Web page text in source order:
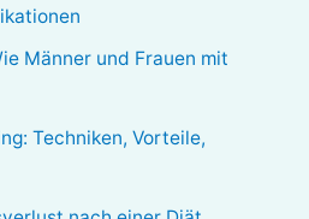
Männer und Frauen mit
Techniken, Vorteile,